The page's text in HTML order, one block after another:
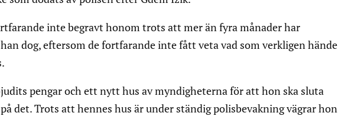
inte begravt honom trots att mer än fyra månader har
dog, eftersom de fortfarande inte fått veta vad som verkligen hände
pengar och ett nytt hus av myndigheterna för att hon ska sluta
det. Trots att hennes hus är under ständig polisbevakning vägrar hon